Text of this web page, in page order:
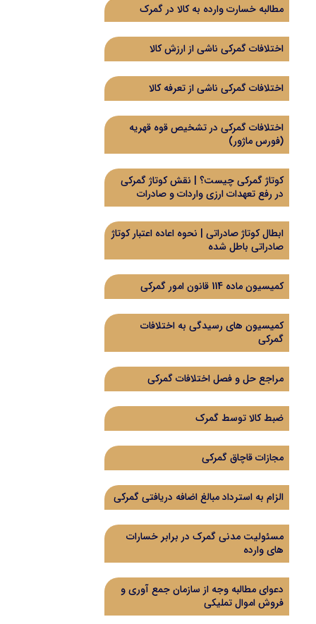
مطالبه خسارت وارده به کالا در گمرک
اختلافات گمرکی ناشی از ارزش کالا
اختلافات گمرکی ناشی از تعرفه کالا
اختلافات گمرکی در تشخیص قوه قهریه
(فورس ماژور)
کوتاژ گمرکی چیست؟ | نقش کوتاژ گمرکی
در رفع تعهدات ارزی واردات و صادرات
ابطال کوتاژ صادراتی | نحوه اعاده اعتبار کوتاژ
صادراتی باطل شده
کمیسیون ماده 114 قانون امور گمرکی
کمیسیون های رسیدگی به اختلافات
گمرکی
مراجع حل و فصل اختلافات گمرکی
ضبط کالا توسط گمرک
مجازات قاچاق گمرکی
الزام به استرداد مبالغ اضافه دریافتی گمرکی
مسئولیت مدنی گمرک در برابر خسارات
های وارده
دعوای مطالبه وجه از سازمان جمع آوری و
فروش اموال تملیکی